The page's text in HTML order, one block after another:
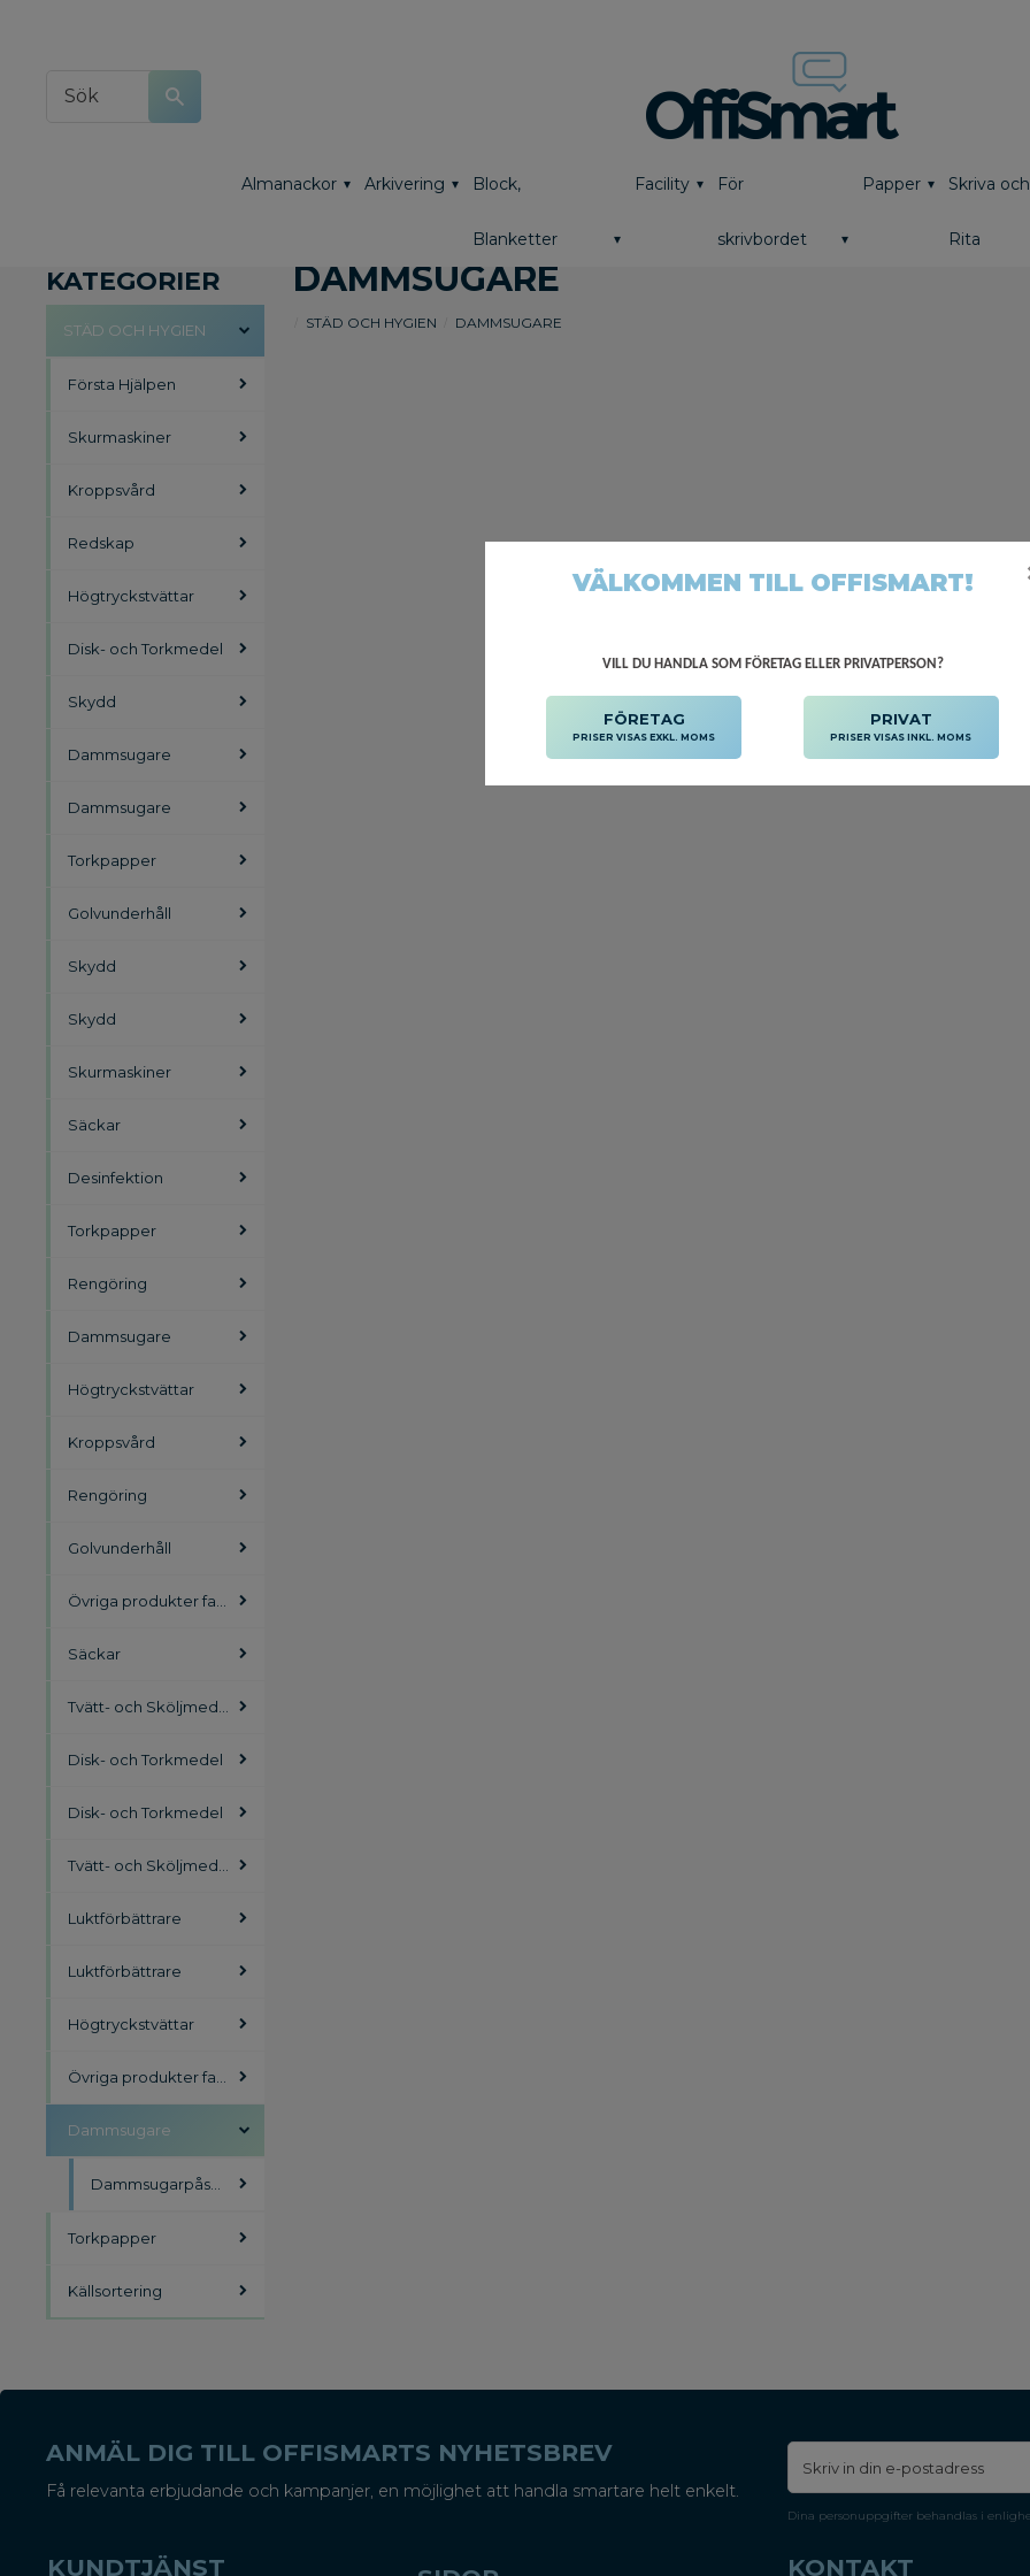
Almanackor Arkivering Block,
Blanketter
Facility För
skrivbordet
Papper Skriva och
Rita
DAMMSUGARE
STÄD OCH HYGIEN DAMMSUGARE
KATEGORIER
STÄD OCH HYGIEN
Första Hjälpen
Skurmaskiner
Kroppsvård
Redskap
Högtryckstvättar
Disk- och Torkmedel
Skydd
Dammsugare
Dammsugare
Torkpapper
Golvunderhåll
Skydd
Skydd
Skurmaskiner
Säckar
Desinfektion
Torkpapper
Rengöring
Dammsugare
Högtryckstvättar
Kroppsvård
Rengöring
Golvunderhåll
Övriga produkter facility
Säckar
Tvätt- och Sköljmedel
Disk- och Torkmedel
Disk- och Torkmedel
Tvätt- och Sköljmedel
Luktförbättrare
Luktförbättrare
Högtryckstvättar
Övriga produkter facility
Dammsugare
Dammsugarpåsar och Filter
Torkpapper
Källsortering
ANMÄL DIG TILL OFFISMARTS NYHETSBREV
Få relevanta erbjudande och kampanjer, en möjlighet att handla smartare helt enkelt.
Dina personuppgifter behandlas i
KUNDTJÄNST KONTAKT
VÄLKOMMEN TILL OFFISMART!
VILL DU HANDLA SOM FÖRETAG ELLER PRIVATPERSON?
FÖRETAG
PRISER VISAS EXKL. MOMS
PRIVAT
PRISER VISAS INKL. MOMS